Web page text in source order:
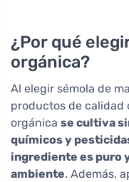
¿Por qué
orgánica?
Al elegir sémola de
productos de calidad
orgánica se cultiva
químicos y
ingrediente es puro
ambiente. Además,